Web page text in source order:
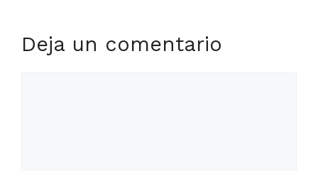
Deja un comentario